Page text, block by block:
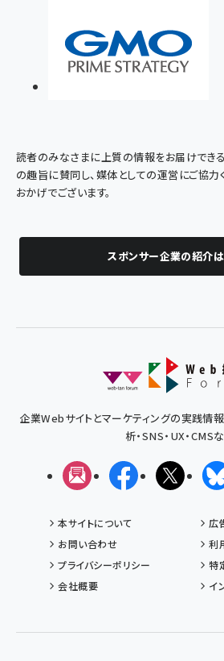
読者のみなさまに上質の情報をお届けでき
の趣旨に賛同し、媒体としての運営にご協力
おかげでございます。
スポンサー企業の紹介は
企業Webサイトとマーケティングの実践情
析・SNS・UX・CMS
メルマガFacebookX(エッ
本サイトについて
広
お問い合わせ
利
プライバシーポリシー
特
会社概要
イ